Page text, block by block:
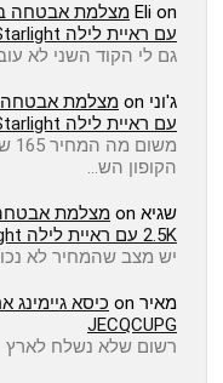
Eli on
עם ראיית לילה Starlight
גם לי הקוד השני לא
ג'וני on
עם ראיית לילה Starlight
הקופון הש…
שגיא on
2.5K עם ראיית לילה Starlight
יש מצב שהמחיר לא
מאיר on כיסא גיימינג
JECQCUPG
רשום שלא נשלח לארץ